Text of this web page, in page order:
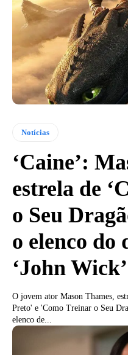
Notícias
‘Caine’:
estrela de
o Seu
o elenco do
‘John Wick’
O jovem ator Mason Thames,
Preto' e 'Como Treinar o Seu
elenco de...